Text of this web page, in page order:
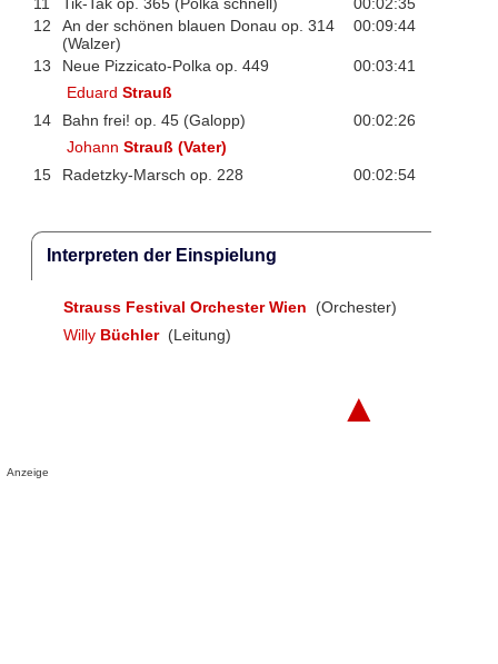
12
An der schönen blauen Donau op. 314
(Walzer)
00:09:44
13 Neue Pizzicato-Polka op. 449
00:03:41
EduardStrauß
14
Bahn frei! op. 45 (Galopp)
00:02:26
JohannStrauß (Vater)
15
Radetzky-Marsch op. 228 00:02:54
Interpreten der Einspielung
Strauss Festival Orchester Wien
(Orchester)
Willy Büchler (Leitung)
▲
Anzeige